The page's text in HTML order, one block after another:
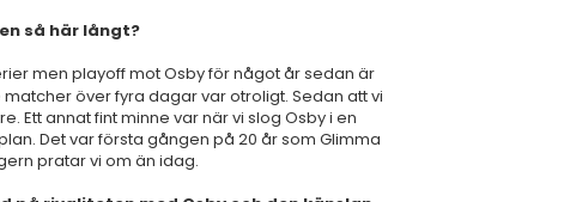
så här långt?
men playoff mot Osby för något år sedan är
över fyra dagar var otroligt. Sedan att vi
Ett annat fint minne var när vi slog Osby i en
Det var första gången på 20 år som Glimma
pratar vi om än idag.